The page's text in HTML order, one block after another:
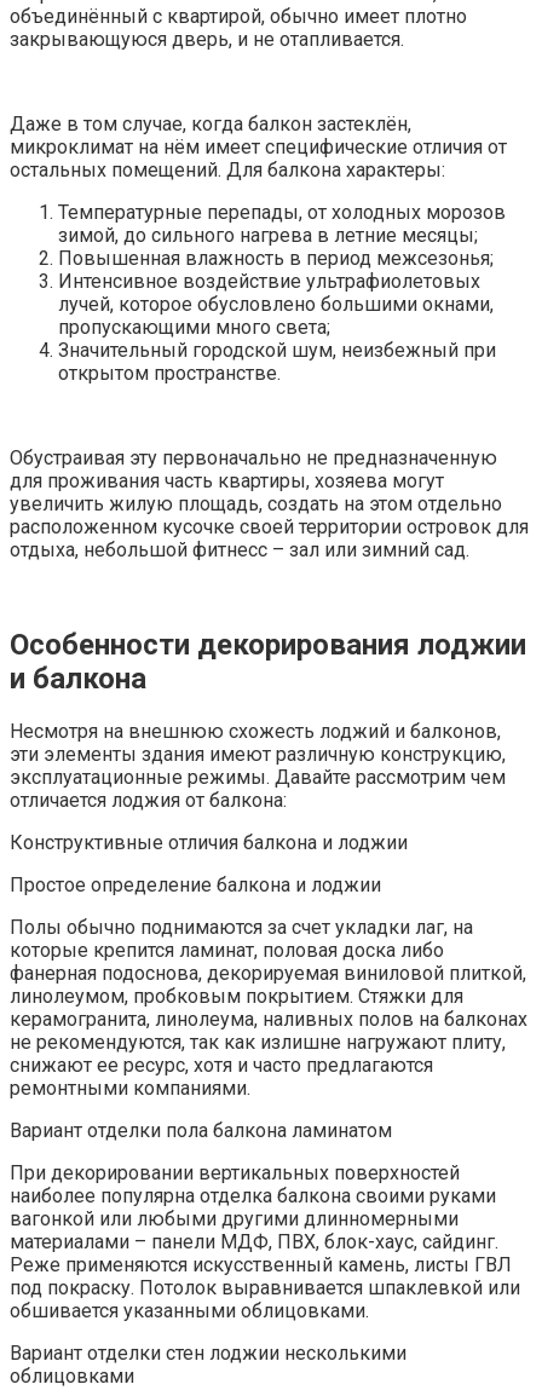
объединённый с квартирой, обычно имеет плотно
закрывающуюся дверь, и не отапливается.
Даже в том случае, когда балкон застеклён,
микроклимат на нём имеет специфические отличия от
остальных помещений. Для балкона характеры:
Температурные перепады, от холодных морозов
зимой, до сильного нагрева в летние месяцы;
Повышенная влажность в период межсезонья;
Интенсивное воздействие ультрафиолетовых
лучей, которое обусловлено большими окнами,
пропускающими много света;
Значительный городской шум, неизбежный при
открытом пространстве.
Обустраивая эту первоначально не предназначенную
для проживания часть квартиры, хозяева могут
увеличить жилую площадь, создать на этом отдельно
расположенном кусочке своей территории островок для
отдыха, небольшой фитнесс – зал или зимний сад.
Особенности декорирования лоджии
и балкона
Несмотря на внешнюю схожесть лоджий и балконов,
эти элементы здания имеют различную конструкцию,
эксплуатационные режимы. Давайте рассмотрим чем
отличается лоджия от балкона:
Конструктивные отличия балкона и лоджии
Простое определение балкона и лоджии
Полы обычно поднимаются за счет укладки лаг, на
которые крепится ламинат, половая доска либо
фанерная подоснова, декорируемая виниловой плиткой,
линолеумом, пробковым покрытием. Стяжки для
керамогранита, линолеума, наливных полов на балконах
не рекомендуются, так как излишне нагружают плиту,
снижают ее ресурс, хотя и часто предлагаются
ремонтными компаниями.
Вариант отделки пола балкона ламинатом
При декорировании вертикальных поверхностей
наиболее популярна отделка балкона своими руками
вагонкой или любыми другими длинномерными
материалами – панели МДФ, ПВХ, блок-хаус, сайдинг.
Реже применяются искусственный камень, листы ГВЛ
под покраску. Потолок выравнивается шпаклевкой или
обшивается указанными облицовками.
Вариант отделки стен лоджии несколькими
облицовками